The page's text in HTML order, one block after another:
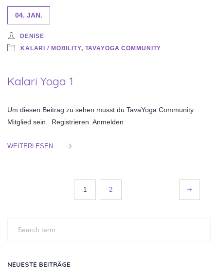
04. JAN.
DENISE
KALARI / MOBILITY, TAVAYOGA COMMUNITY
Kalari Yoga 1
Um diesen Beitrag zu sehen musst du TavaYoga Community
Mitglied sein. Registrieren Anmelden
WEITERLESEN
Seitennummerierung
1 2
NEUESTE BEITRÄGE